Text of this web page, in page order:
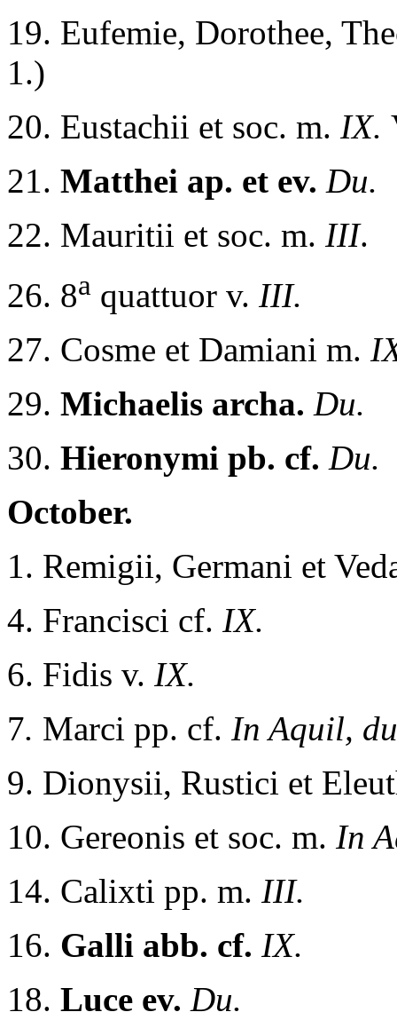
19. Eufemie, Dorothee,
1.)
20. Eustachii et soc. m. IX.
21. Matthei ap. et ev. Du.
22. Mauritii et soc. m. III.
26. 8a quattuor v. III.
27. Cosme et Damiani m.
29. Michaelis archa. Du.
30. Hieronymi pb. cf. Du.
October.
1. Remigii, Germani et
4. Francisci cf. IX.
6. Fidis v. IX.
7. Marci pp. cf. In Aquil,
9. Dionysii, Rustici et
10. Gereonis et soc. m. In
14. Calixti pp. m. III.
16. Galli abb. cf. IX.
18. Luce ev. Du.